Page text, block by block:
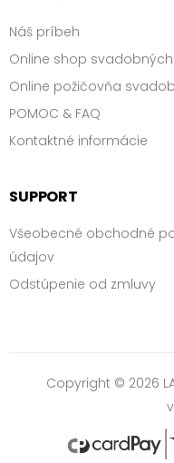
Náš príbeh
Online shop
Online požičovňa
POMOC & FAQ
Kontaktné informácie
SUPPORT
Všeobecné obchodné
údajov
Odstúpenie od zmluvy
Copyright © 2026